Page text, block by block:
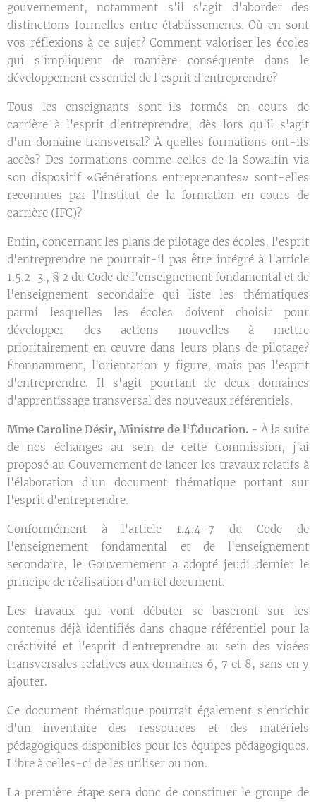
gouvernement, notamment s'il s'agit d'aborder des
distinctions formelles entre établissements. Où en sont
vos réflexions à ce sujet? Comment valoriser les écoles
qui s'impliquent de manière conséquente dans le
développement essentiel de l'esprit d'entreprendre?
Tous les enseignants sont-ils formés en cours de
carrière à l'esprit d'entreprendre, dès lors qu'il s'agit
d'un domaine transversal? À quelles formations ont-ils
accès? Des formations comme celles de la Sowalfin via
son dispositif «Générations entreprenantes» sont-elles
reconnues par l'Institut de la formation en cours de
carrière (IFC)?
Enfin, concernant les plans de pilotage des écoles, l'esprit
d'entreprendre ne pourrait-il pas être intégré à l'article
1.5.2-3., § 2 du Code de l'enseignement fondamental et de
l'enseignement secondaire qui liste les thématiques
parmi lesquelles les écoles doivent choisir pour
développer des actions nouvelles à mettre
prioritairement en œuvre dans leurs plans de pilotage?
Étonnamment, l'orientation y figure, mais pas l'esprit
d'entreprendre. Il s'agit pourtant de deux domaines
d'apprentissage transversal des nouveaux référentiels.
Mme Caroline Désir, Ministre de l'Éducation. - À la suite
de nos échanges au sein de cette Commission, j'ai
proposé au Gouvernement de lancer les travaux relatifs à
l'élaboration d'un document thématique portant sur
l'esprit d'entreprendre.
Conformément à l'article 1.4.4-7 du Code de
l'enseignement fondamental et de l'enseignement
secondaire, le Gouvernement a adopté jeudi dernier le
principe de réalisation d'un tel document.
Les travaux qui vont débuter se baseront sur les
contenus déjà identifiés dans chaque référentiel pour la
créativité et l'esprit d'entreprendre au sein des visées
transversales relatives aux domaines 6, 7 et 8, sans en y
ajouter.
Ce document thématique pourrait également s'enrichir
d'un inventaire des ressources et des matériels
pédagogiques disponibles pour les équipes pédagogiques.
Libre à celles-ci de les utiliser ou non.
La première étape sera donc de constituer le groupe de